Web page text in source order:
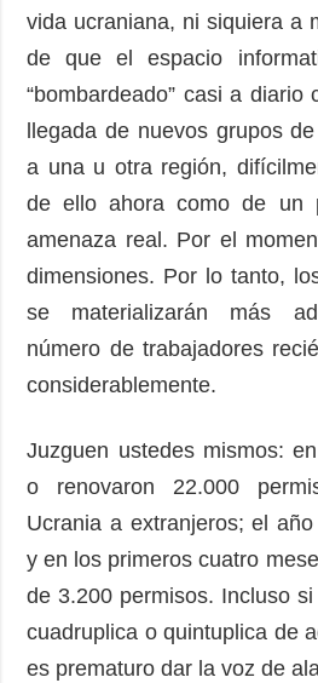
vida ucraniana, ni siquiera a
de que el espacio
“bombardeado” casi a diario
llegada de nuevos grupos
a una u otra región,
de ello ahora como de un
amenaza real. Por el
dimensiones. Por lo tanto,
se materializarán más
número de trabajadores
considerablemente.
Juzguen ustedes mismos:
o renovaron 22.000
Ucrania a extranjeros; el
y en los primeros cuatro
de 3.200 permisos. Incluso
cuadruplica o quintuplica de
es prematuro dar la voz de